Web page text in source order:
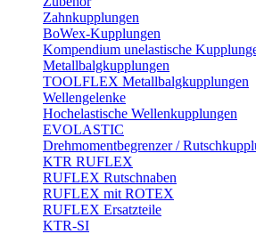
Zahnkupplungen
BoWex-Kupplungen
Kompendium unelastische
Metallbalgkupplungen
TOOLFLEX Metallbalgkupplungen
Wellengelenke
Hochelastische Wellenkupplungen
EVOLASTIC
Drehmomentbegrenzer /
KTR RUFLEX
RUFLEX Rutschnaben
RUFLEX mit ROTEX
RUFLEX Ersatzteile
KTR-SI